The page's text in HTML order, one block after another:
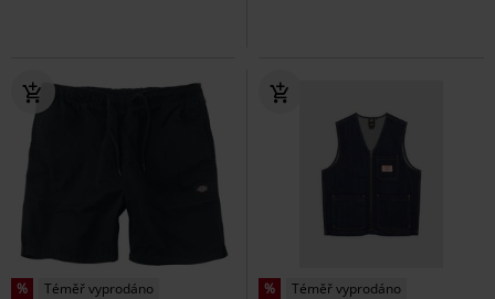
% Téměř vyprodáno % Téměř vyprodáno